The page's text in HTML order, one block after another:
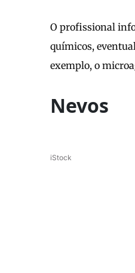
O profissional
químicos,
exemplo, o
Nevos
iStock